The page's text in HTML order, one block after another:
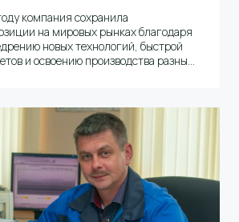
компания сохранила
на мировых рынках благодаря
новых технологий, быстрой
и освоению производства разных
о планах на 2021 год рассказал
директора по
«Волга» Андрей Гурылев.